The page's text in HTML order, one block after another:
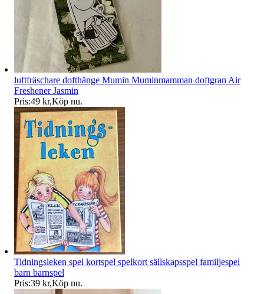
luftfräschare dofthänge Mumin Muminmamman doftgran Air
Freshener Jasmin
Pris:49 kr,Köp nu.
Tidningsleken spel kortspel spelkort sällskapsspel familjespel
barn barnspel
Pris:39 kr,Köp nu.